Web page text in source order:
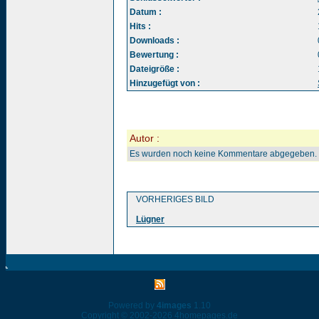
Datum :
Hits :
Downloads :
Bewertung :
Dateigröße :
Hinzugefügt von :
Autor :
Es wurden noch keine Kommentare abgegeben.
VORHERIGES BILD
Lügner
Powered by 4images 1.10
Copyright © 2002-2026 4homepages.de